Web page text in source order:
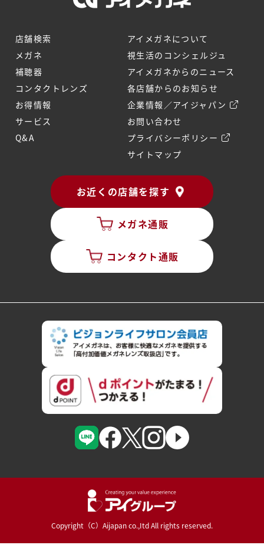
店舗検索
メガネ
補聴器
コンタクトレンズ
お得情報
サービス
Q&A
アイメガネについて
視生活のコンシェルジュ
アイメガネからのニュース
各店舗からのお知らせ
企業情報／アイジャパン
お問い合わせ
プライバシーポリシー
サイトマップ
お近くの店舗を探す
メガネ通販
コンタクト通販
Copyright（C）Aijapan co.,Itd All rights reserved.